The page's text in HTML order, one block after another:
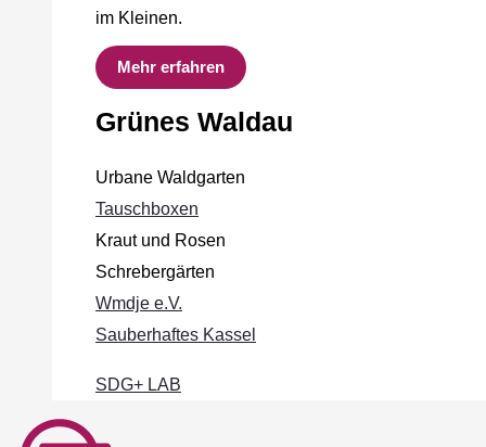
im Kleinen.
Mehr erfahren
Grünes Waldau
Urbane Waldgarten
Tauschboxen
Kraut und Rosen
Schrebergärten
Wmdje e.V.
Sauberhaftes Kassel
SDG+ LAB